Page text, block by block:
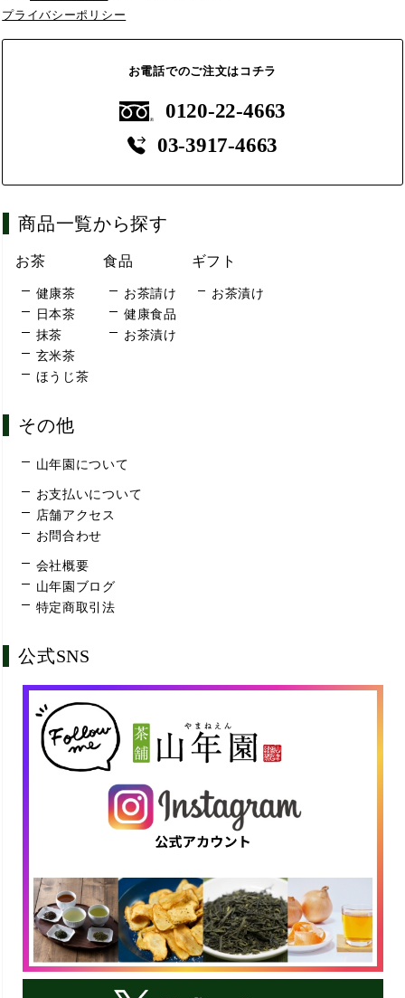
プライバシーポリシー
お電話でのご注文はコチラ
0120-22-4663
03-3917-4663
商品一覧から探す
お茶
健康茶
日本茶
抹茶
玄米茶
ほうじ茶
食品
お茶請け
健康食品
お茶漬け
ギフト
お茶漬け
その他
山年園について
お支払いについて
店舗アクセス
お問合わせ
会社概要
山年園ブログ
特定商取引法
公式SNS